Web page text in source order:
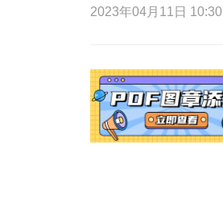
2023年04月11日 10:30